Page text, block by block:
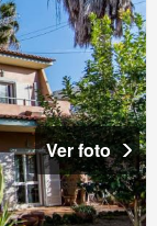
Ver foto